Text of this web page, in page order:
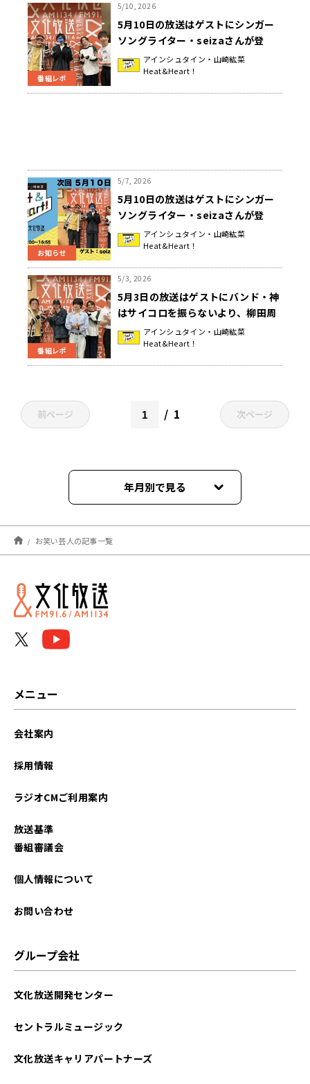
番組レポ
5/10, 2026
5月10日の放送はゲストにシンガー
ソングライター・seizaさんが登
場！２１回目の公開録音イベント開
催決定！＆ イベント観覧者募集！
アインシュタイン・山崎紘菜
Heat&Heart！
お知らせ
5/7, 2026
5月10日の放送はゲストにシンガー
ソングライター・seizaさんが登
場！『アインシュタイン・山崎紘菜
Heat&Heart!』
アインシュタイン・山崎紘菜
Heat&Heart！
番組レポ
5/3, 2026
5月3日の放送はゲストにバンド・神
はサイコロを振らないより、柳田周
作さんと吉田喜一さんが登場！3rd
フルアルバム制作秘話を語る！『ア
アインシュタイン・山崎紘菜
Heat&Heart！
前ページ 1 次ページ
年月別で見る
2026年07月
2026年06月
2026年05月
2025年08月
2025年05月
お笑い芸人の記事一覧
メニュー
会社案内
採用情報
ラジオCMご利用案内
放送基準
番組審議会
個人情報について
お問い合わせ
グループ会社
文化放送開発センター
セントラルミュージック
文化放送キャリアパートナーズ